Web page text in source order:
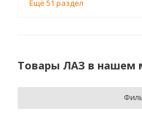
Ещё 51 раздел
Товары ЛАЗ в нашем